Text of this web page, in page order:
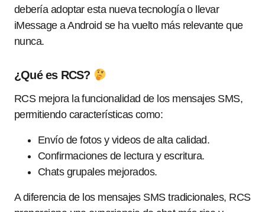
debería adoptar esta nueva tecnología o llevar
iMessage a Android se ha vuelto más relevante que
nunca.
¿Qué es RCS?
RCS mejora la funcionalidad de los mensajes SMS,
permitiendo características como:
Envío de fotos y videos de alta calidad.
Confirmaciones de lectura y escritura.
Chats grupales mejorados.
A diferencia de los mensajes SMS tradicionales, RCS